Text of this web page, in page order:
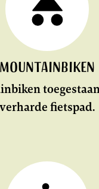
Mountainbiken
verharde fietspad.